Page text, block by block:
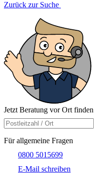
Zurück zur Suche
Jetzt Beratung vor Ort finden
Für allgemeine Fragen
0800 5015699
E-Mail schreiben